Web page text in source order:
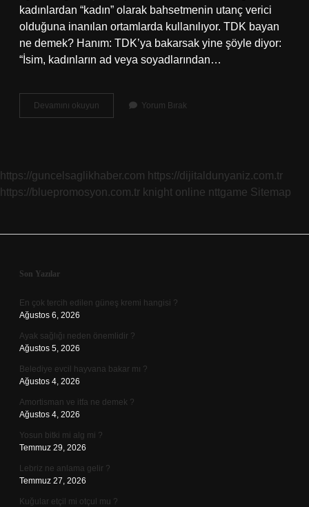
kadınlardan “kadın” olarak bahsetmenin utanç verici
olduğuna inanılan ortamlarda kullanılıyor. TDK bayan
ne demek? Hanım: TDK’ya bakarsak yine şöyle diyor:
“İsim, kadınların ad veya soyadlarından…
Devamını okuyun
Demek
Yorum Bırak
https://guncelsaglikhaber.com https://dijitaldunyaniz.com.tr
https://bluepromosyon.com.tr knight online nttgame Sitemap
Sidebar
Son Yazılar
En çok tercih edilen güneş kremi hangisi ?
Ağustos 6, 2026
Ayak sağlığı neden önemlidir ?
Ağustos 5, 2026
Belediye evcil hayvana bakar mı ?
Ağustos 4, 2026
Amortisman ve itfa ne demek ?
Ağustos 4, 2026
Yosun bitki mi alg mi ?
Temmuz 29, 2026
Lebriz ne anlama gelir ?
Temmuz 27, 2026
Kuğular etçil mi otçul mu ?